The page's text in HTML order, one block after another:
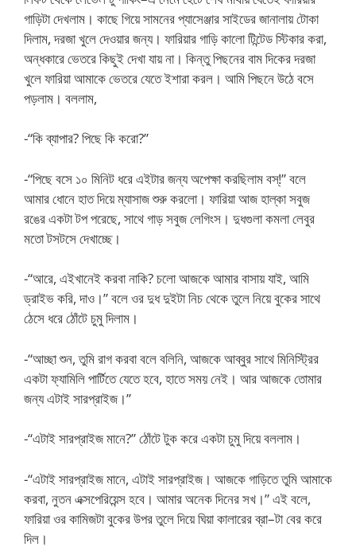
গাড়িটা দেখলাম। কাছে গিয়ে সামনের প্যাসেঞ্জার সাইডের জানালায় টোকা
দিলাম, দরজা খুলে দেওয়ার জন্য। ফারিয়ার গাড়ি কালো টিন্টেড স্টিকার করা,
অন্ধকারে ভেতরে কিছুই দেখা যায় না। কিন্তু পিছনের বাম দিকের দরজা
খুলে ফারিয়া আমাকে ভেতরে যেতে ইশারা করল। আমি পিছনে উঠে বসে
পড়লাম। বললাম,
-“কি ব্যাপার? পিছে কি করো?”
-“পিছে বসে ১০ মিনিট ধরে এইটার জন্য অপেক্ষা করছিলাম বস্!” বলে
আমার ধোনে হাত দিয়ে ম্যাসাজ শুরু করলো। ফারিয়া আজ হাল্কা সবুজ
রঙের একটা টপ পরেছে, সাথে গাড় সবুজ লেগিংস। দুধগুলা কমলা লেবুর
মতো টসটসে দেখাচ্ছে।
-“আরে, এইখানেই করবা নাকি? চলো আজকে আমার বাসায় যাই, আমি
ড্রাইভ করি, দাও।” বলে ওর দুধ দুইটা নিচ থেকে তুলে নিয়ে বুকের সাথে
ঠেসে ধরে ঠোঁটে চুমু দিলাম।
-“আচ্ছা শুন, তুমি রাগ করবা বলে বলিনি, আজকে আব্বুর সাথে মিনিস্ট্রির
একটা ফ্যামিলি পার্টিতে যেতে হবে, হাতে সময় নেই। আর আজকে তোমার
জন্য এটাই সারপ্রাইজ।”
-“এটাই সারপ্রাইজ মানে?” ঠোঁটে টুক করে একটা চুমু দিয়ে বললাম।
-“এটাই সারপ্রাইজ মানে, এটাই সারপ্রাইজ। আজকে গাড়িতে তুমি আমাকে
করবা, নুতন এক্সপেরিয়েন্স হবে। আমার অনেক দিনের সখ।” এই বলে,
ফারিয়া ওর কামিজটা বুকের উপর তুলে দিয়ে ঘিয়া কালারের ব্রা–টা বের করে
দিল।